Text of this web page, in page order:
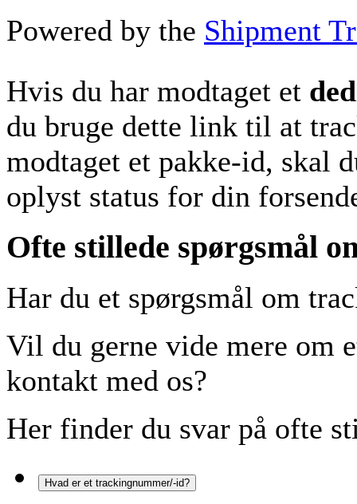
Powered by the Shipment
Hvis du har modtaget et
du bruge dette link til at
modtaget et pakke-id, skal
oplyst status for din
Ofte stillede spørgsmål
Har du et spørgsmål om
Vil du gerne vide mere om
kontakt med os?
Her finder du svar på ofte
Hvad er et trackingnummer/-id?